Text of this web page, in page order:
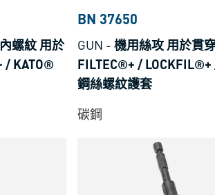
螺紋 用於
/ KATO®
BN 37650
GUN -機用絲攻 用於貫
FILTEC®+ / LOCKFIL®+
鋼絲螺紋護套
碳鋼